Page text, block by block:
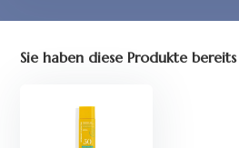
Sie haben diese Produkte